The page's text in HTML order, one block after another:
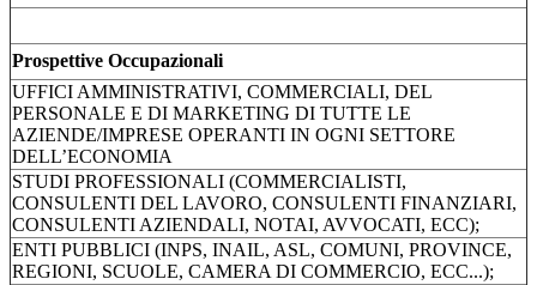
Prospettive Occupazionali
UFFICI AMMINISTRATIVI, COMMERCIALI, DEL
PERSONALE E DI MARKETING DI TUTTE LE
AZIENDE/IMPRESE OPERANTI IN OGNI SETTORE
DELL’ECONOMIA
STUDI PROFESSIONALI (COMMERCIALISTI,
CONSULENTI DEL LAVORO, CONSULENTI FINANZIARI,
CONSULENTI AZIENDALI, NOTAI, AVVOCATI, ECC);
ENTI PUBBLICI (INPS, INAIL, ASL, COMUNI, PROVINCE,
REGIONI, SCUOLE, CAMERA DI COMMERCIO, ECC...);